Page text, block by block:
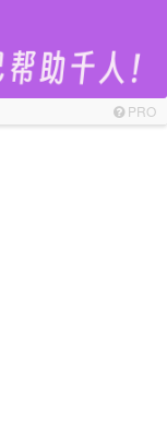
PRO